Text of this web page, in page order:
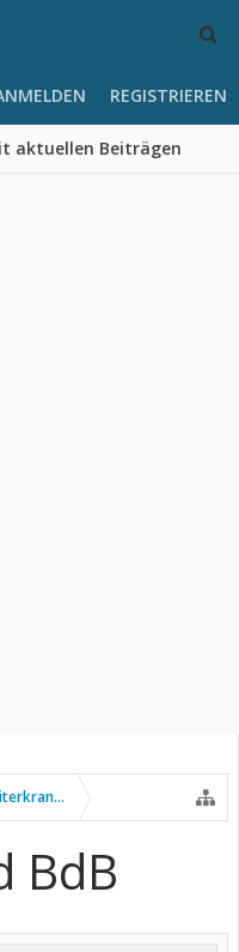
aktuellen Beiträgen
REGISTRIEREN
BdB